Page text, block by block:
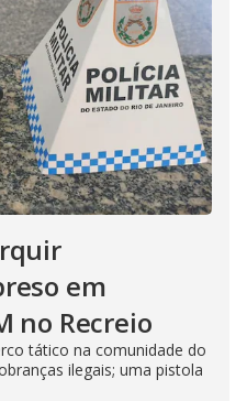
em
no Recreio
tático na comunidade do
ilegais; uma pistola